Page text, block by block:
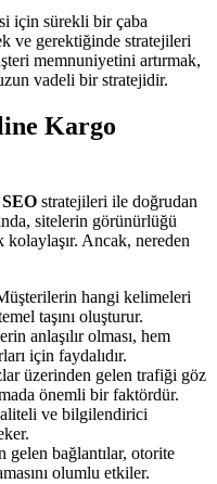
için sürekli bir çaba
ve gerektiğinde stratejileri
memnuniyetini artırmak,
vadeli bir stratejidir.
Kargo
SEO stratejileri ile doğrudan
sitelerin görünürlüğü
Ancak, nereden
hangi kelimeleri
taşını oluşturur.
anlaşılır olması, hem
için faydalıdır.
üzerinden gelen trafiği göz
önemli bir faktördür.
ve bilgilendirici
gelen bağlantılar, otorite
olumlu etkiler.